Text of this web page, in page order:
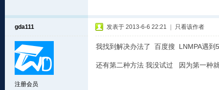
gda111
注册会员
发表于 2013-6-6 22:21 只看该作者
我找到解决办法了 百度搜 LNMPA遇
还有第二种方法 我没试过 因为第一种